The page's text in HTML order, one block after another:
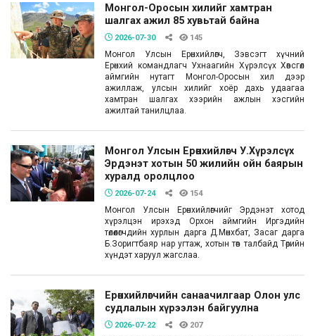
Монгол-Оросын хилийг хамтран
шалгах ажил 85 хувьтай байна
2026-07-30 145
Монгол Улсын Ерөнхийлөгч, Зэвсэгт хүчний
Ерөнхий командлагч Ухнаагийн Хүрэлсүх Хөвсгөл
аймгийн нутагт Монгол-Оросын хил дээр
ажиллаж, улсын хилийг хоёр дахь удаагаа
хамтран шалгах хээрийн ажлын хэсгийн
ажилтай танилцлаа.
Монгол Улсын Ерөнхийлөгч У.Хүрэлсүх
Эрдэнэт хотын 50 жилийн ойн баярын
хуралд оролцлоо
2026-07-24 154
Монгол Улсын Ерөнхийлөгчийг Эрдэнэт хотод
хүрэлцэн ирэхэд Орхон аймгийн Иргэдийн
төлөөлөгчдийн хурлын дарга Д.Мөнхбат, Засаг дарга
Б.Зоригтбаяр нар угтаж, хотын төв талбайд Төрийн
хүндэт харуул жагслаа.
Ерөнхийлөгчийн санаачилгаар Олон улс
судлалын хүрээлэн байгуулна
2026-07-22 207